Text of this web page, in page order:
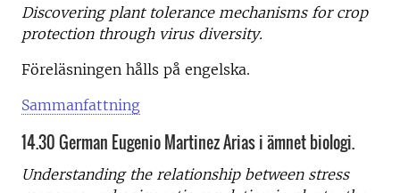
Discovering plant tolerance mechanisms for crop
protection through virus diversity.
Föreläsningen hålls på engelska.
Sammanfattning
14.30 German Eugenio Martinez Arias i ämnet biologi.
Understanding the relationship between stress